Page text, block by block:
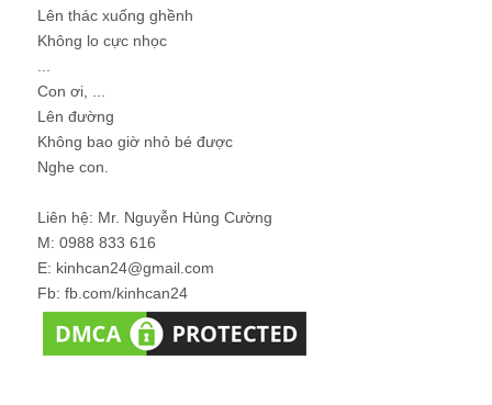
Lên thác xuống ghềnh
Không lo cực nhọc
Con ơi, ...
Lên đường
Không bao giờ nhỏ bé được
Nghe con.
Liên hệ: Mr. Nguyễn Hùng Cường
M: 0988 833 616
E: kinhcan24@gmail.com
Fb: fb.com/kinhcan24